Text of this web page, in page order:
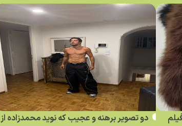
دو تصویر برهنه و عجیب که نوید محمدزاده از